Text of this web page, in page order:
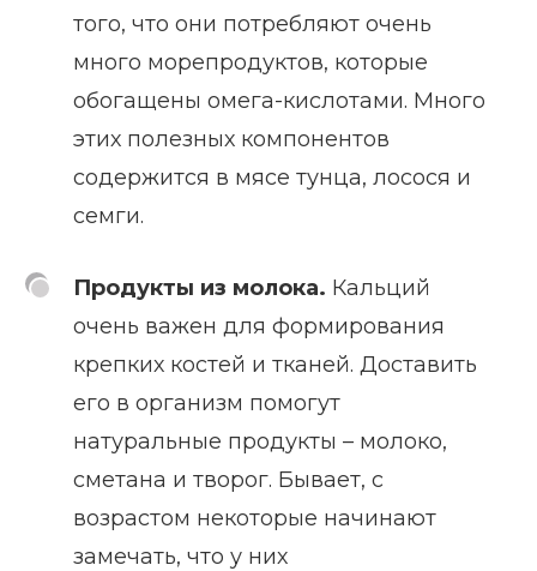
того, что они потребляют очень
много морепродуктов, которые
обогащены омега-кислотами. Много
этих полезных компонентов
содержится в мясе тунца, лосося и
семги.
Продукты из молока. Кальций
очень важен для формирования
крепких костей и тканей. Доставить
его в организм помогут
натуральные продукты – молоко,
сметана и творог. Бывает, с
возрастом некоторые начинают
замечать, что у них